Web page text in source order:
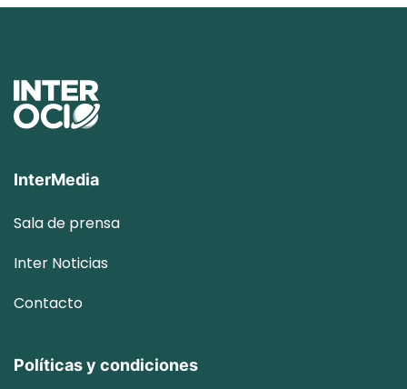
InterMedia
Sala de prensa
Inter Noticias
Contacto
Políticas y condiciones